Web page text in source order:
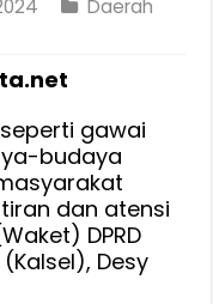
Daerah
gawai
budaya
dan atensi
DPRD
Desy